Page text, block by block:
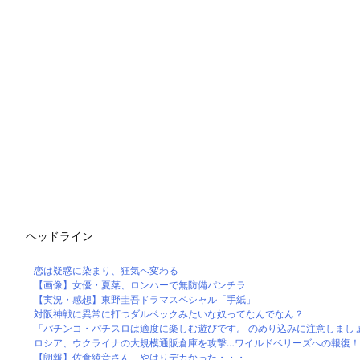
ヘッドライン
恋は疑惑に染まり、狂気へ変わる
【画像】女優・夏菜、ロンハーで無防備パンチラ
【実況・感想】東野圭吾ドラマスペシャル「手紙」
対阪神戦に異常に打つダルベックみたいな奴ってなんでなん？
「パチンコ・パチスロは適度に楽しむ遊びです。 のめり込みに注意しま
ロシア、ウクライナの大規模通販倉庫を攻撃…ワイルドベリーズへの報復
【朗報】佐倉綾音さん、やはりデカかった・・・